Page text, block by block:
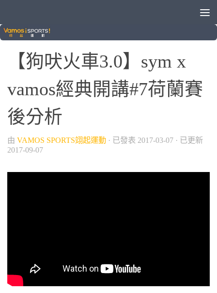
棒球 / 狗吠火車
【狗吠火車3.0】sym x
vamos經典開講#7荷蘭賽
後分析
由 VAMOS SPORTS翊起運動 · 已發表 2017-03-07 · 已更新
2017-09-07